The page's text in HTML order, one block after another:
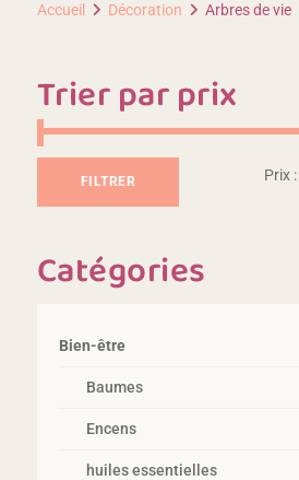
Accueil Décoration Arbres de vie
Trier par prix
FILTRER Prix
Catégories
Bien-être
Baumes
Encens
huiles essentielles